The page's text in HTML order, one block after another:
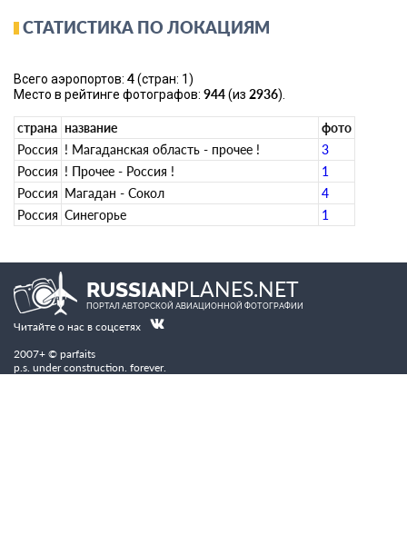
СТАТИСТИКА ПО ЛОКАЦИЯМ
Всего аэропортов: 4(стран: 1)
Место в рейтинге фотографов: 944(из 2936).
страна название
фото
Россия ! Магаданская область - прочее !
3
Россия ! Прочее - Россия !
1
Россия Магадан - Сокол
4
Россия Синегорье 1
RUSSIANPLANES.NET
ПОРТАЛ АВТОРСКОЙ АВИАЦИОННОЙ ФОТОГРАФИИ
Читайте о нас в соцсетях
2007+ © parfaits
p.s. under construction. forever.